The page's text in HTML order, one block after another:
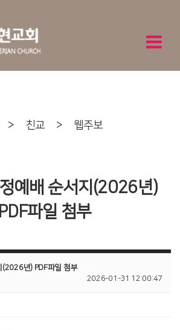
> 친교 > 웹주보
예배 순서지(2026년)
PDF파일 첨부
(2026년) PDF파일 첨부
2026-01-31 12:00:47